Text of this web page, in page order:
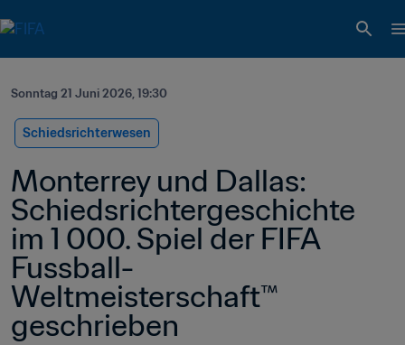
Sonntag 21 Juni 2026, 19:30
Schiedsrichterwesen
Monterrey und Dallas:
Schiedsrichtergeschichte
im 1 000. Spiel der FIFA
Fussball-
Weltmeisterschaft™
geschrieben